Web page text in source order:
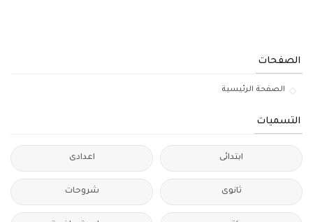
الصفحات
الصفحة الرئيسية
التسميات
ابتدائى اعدادى
ثانوى شروحات